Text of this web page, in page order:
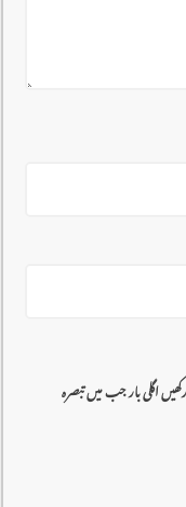
اگلی بار جب میں تبصرہ